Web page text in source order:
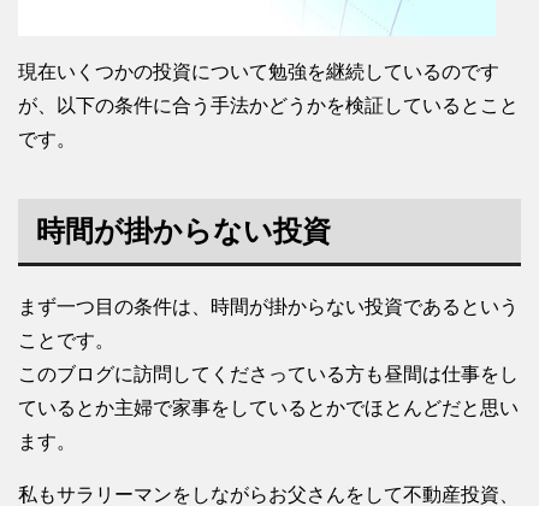
現在いくつかの投資について勉強を継続しているのです
が、以下の条件に合う手法かどうかを検証しているとこと
です。
時間が掛からない投資
まず一つ目の条件は、時間が掛からない投資であるという
ことです。
このブログに訪問してくださっている方も昼間は仕事をし
ているとか主婦で家事をしているとかでほとんどだと思い
ます。
私もサラリーマンをしながらお父さんをして不動産投資、